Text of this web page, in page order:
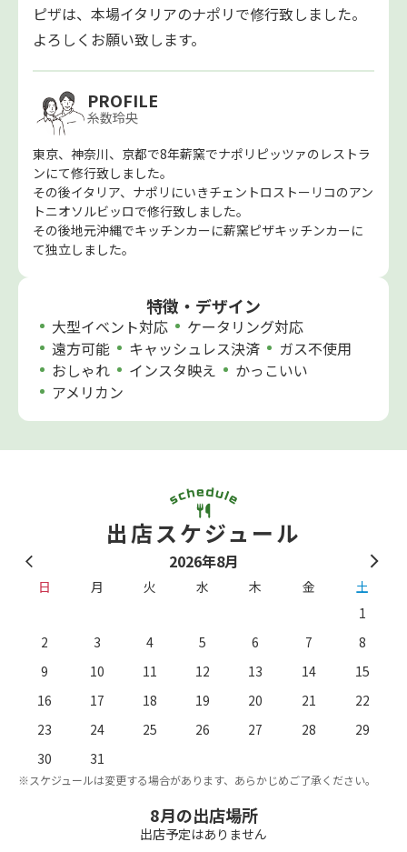
ピザは、本場イタリアのナポリで修行致しました。
よろしくお願い致します。
PROFILE
糸数玲央
東京、神奈川、京都で8年薪窯でナポリピッツァのレストラ
ンにて修行致しました。
その後イタリア、ナポリにいきチェントロストーリコのアン
トニオソルビッロで修行致しました。
その後地元沖縄でキッチンカーに薪窯ピザキッチンカーに
て独立しました。
特徴・デザイン
大型イベント対応
ケータリング対応
遠方可能
キャッシュレス決済
ガス不使用
おしゃれ
インスタ映え
かっこいい
アメリカン
出店スケジュール
2026年8月
日 月 火 水 木 金
土
1
2
3 4 5 6 7
8
9
10 11 12 13 14
15
16
17 18 19 20 21
22
23
24 25 26 27 28
29
30
31
※スケジュールは変更する場合があります、あらかじめご了承ください。
8月の出店場所
出店予定はありません